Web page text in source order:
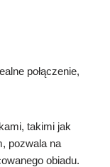
połączenie,
takimi jak
pozwala na
obiadu.